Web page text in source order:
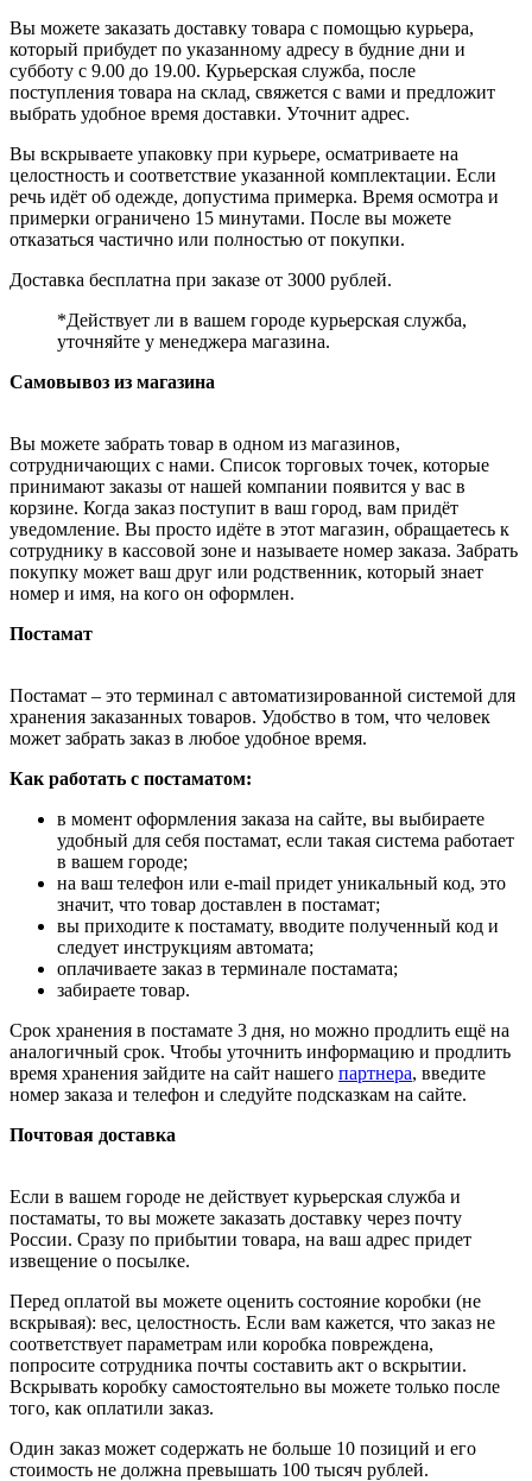
Вы можете заказать доставку товара с помощью курьера,
который прибудет по указанному адресу в будние дни и
субботу с 9.00 до 19.00. Курьерская служба, после
поступления товара на склад, свяжется с вами и предложит
выбрать удобное время доставки. Уточнит адрес.
Вы вскрываете упаковку при курьере, осматриваете на
целостность и соответствие указанной комплектации. Если
речь идёт об одежде, допустима примерка. Время осмотра и
примерки ограничено 15 минутами. После вы можете
отказаться частично или полностью от покупки.
Доставка бесплатна при заказе от 3000 рублей.
*Действует ли в вашем городе курьерская служба,
уточняйте у менеджера магазина.
Самовывоз из магазина
Вы можете забрать товар в одном из магазинов,
сотрудничающих с нами. Список торговых точек, которые
принимают заказы от нашей компании появится у вас в
корзине. Когда заказ поступит в ваш город, вам придёт
уведомление. Вы просто идёте в этот магазин, обращаетесь к
сотруднику в кассовой зоне и называете номер заказа. Забрать
покупку может ваш друг или родственник, который знает
номер и имя, на кого он оформлен.
Постамат
Постамат – это терминал с автоматизированной системой для
хранения заказанных товаров. Удобство в том, что человек
может забрать заказ в любое удобное время.
Как работать с постаматом:
в момент оформления заказа на сайте, вы выбираете
удобный для себя постамат, если такая система работает
в вашем городе;
на ваш телефон или e-mail придет уникальный код, это
значит, что товар доставлен в постамат;
вы приходите к постамату, вводите полученный код и
следует инструкциям автомата;
оплачиваете заказ в терминале постамата;
забираете товар.
Срок хранения в постамате 3 дня, но можно продлить ещё на
аналогичный срок. Чтобы уточнить информацию и продлить
время хранения зайдите на сайт нашего партнера, введите
номер заказа и телефон и следуйте подсказкам на сайте.
Почтовая доставка
Если в вашем городе не действует курьерская служба и
постаматы, то вы можете заказать доставку через почту
России. Сразу по прибытии товара, на ваш адрес придет
извещение о посылке.
Перед оплатой вы можете оценить состояние коробки (не
вскрывая): вес, целостность. Если вам кажется, что заказ не
соответствует параметрам или коробка повреждена,
попросите сотрудника почты составить акт о вскрытии.
Вскрывать коробку самостоятельно вы можете только после
того, как оплатили заказ.
Один заказ может содержать не больше 10 позиций и его
стоимость не должна превышать 100 тысяч рублей.